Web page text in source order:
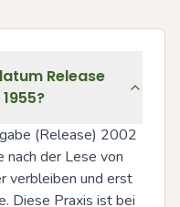
Release
(Release) 2002
der Lese von
verbleiben und erst
Diese Praxis ist bei